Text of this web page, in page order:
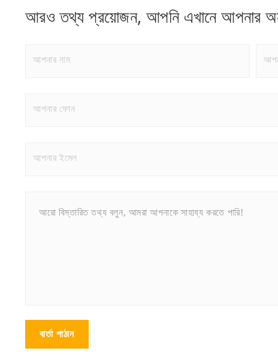
আরও তথ্য প্রয়োজন, আপনি এখানে আপনার
বার্তা পাঠান